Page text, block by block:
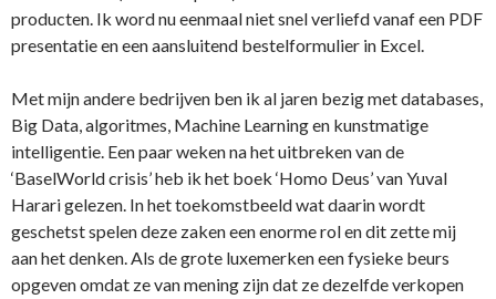
producten. Ik word nu eenmaal niet snel verliefd vanaf een PDF
presentatie en een aansluitend bestelformulier in Excel.
Met mijn andere bedrijven ben ik al jaren bezig met databases,
Big Data, algoritmes, Machine Learning en kunstmatige
intelligentie. Een paar weken na het uitbreken van de
‘BaselWorld crisis’ heb ik het boek ‘Homo Deus’ van Yuval
Harari gelezen. In het toekomstbeeld wat daarin wordt
geschetst spelen deze zaken een enorme rol en dit zette mij
aan het denken. Als de grote luxemerken een fysieke beurs
opgeven omdat ze van mening zijn dat ze dezelfde verkopen